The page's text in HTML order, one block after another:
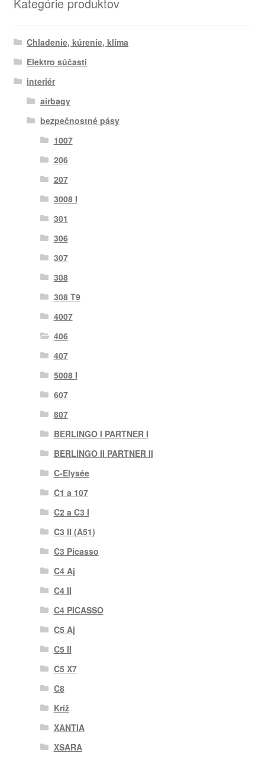
Chladenie, kúrenie, klíma
Elektro súčasti
interiér
airbagy
bezpečnostné pásy
1007
206
207
3008 I
301
306
307
308
308 T9
4007
406
407
5008 I
607
807
BERLINGO I PARTNER I
BERLINGO II PARTNER II
C-Elysée
C1 a 107
C2 a C3 I
C3 II (A51)
C3 Picasso
C4 Aj
C4 II
C4 PICASSO
C5 Aj
C5 II
C5 X7
C8
Kríž
XANTIA
XSARA